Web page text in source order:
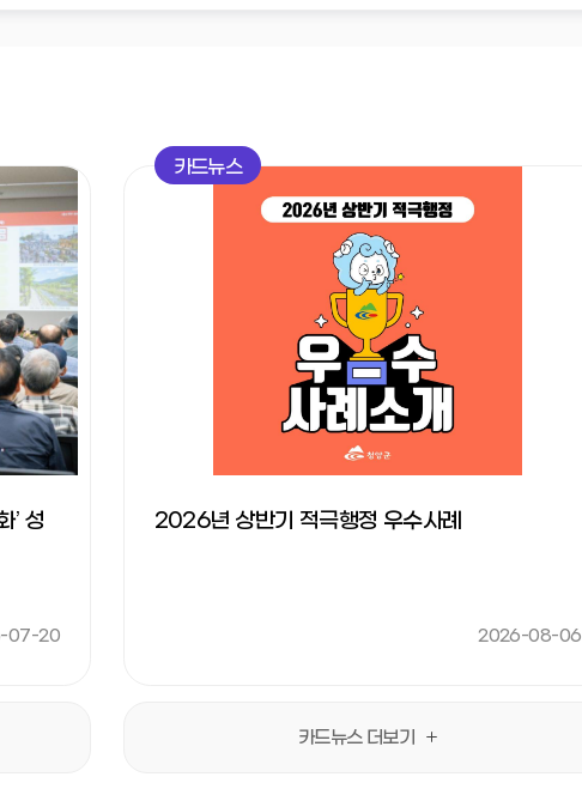
’ 성
07-20
카드뉴스
2026년 상반기 적극행정 우수사례
2026-08-06
카드뉴스 더보기